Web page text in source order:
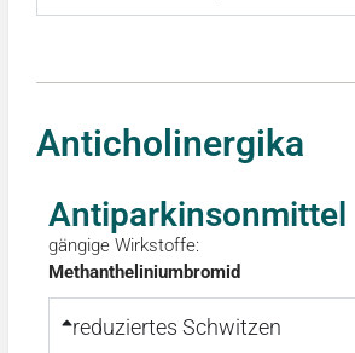
Anticholinergika
Antiparkinsonmittel
gängige Wirkstoffe:
Methantheliniumbromid
reduziertes Schwitzen